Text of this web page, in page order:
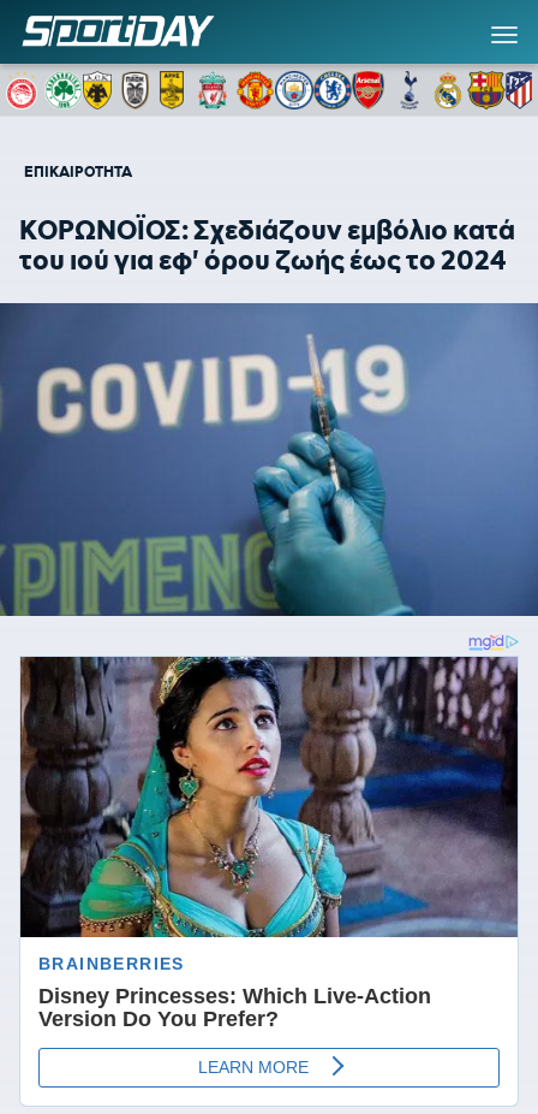
ΕΠΙΚΑΙΡΟΤΗΤΑ
ΚΟΡΩΝΟΪΟΣ: Σχεδιάζουν εμβόλιο κατά
του ιού για εφ' όρου ζωής έως το 2024